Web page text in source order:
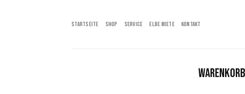
STARTSEITE SHOP SERVICE ELBE MIETE KONTAKT
WARENKORB